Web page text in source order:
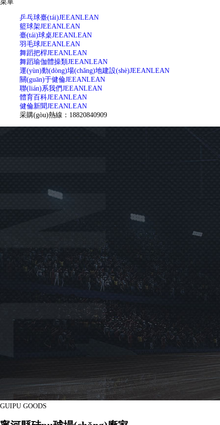
菜單
乒乓球臺(tái)JEEANLEAN
籃球架JEEANLEAN
臺(tái)球桌JEEANLEAN
羽毛球JEEANLEAN
舞蹈把桿JEEANLEAN
舞蹈瑜伽體操類JEEANLEAN
運(yùn)動(dòng)場(chǎng)地建設(shè)JEEANLEAN
關(guān)于健倫JEEANLEAN
聯(lián)系我們JEEANLEAN
體育百科JEEANLEAN
健倫新聞JEEANLEAN
采購(gòu)熱線：18820840909
GUIPU GOODS